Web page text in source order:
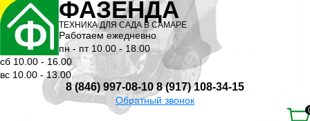
ФАЗЕНДА
ТЕХНИКА ДЛЯ САДА В САМАРЕ
Работаем ежедневно
пн - пт 10.00 - 18.00
сб 10.00 - 16.00
вс 10.00 - 13.00
8 (846) 997-08-10 8 (917) 108-34-15
Обратный звонок